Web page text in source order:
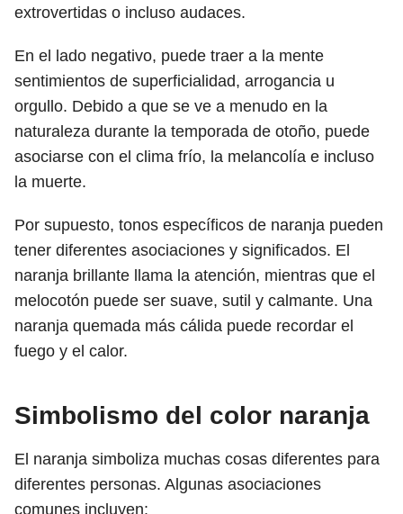
extrovertidas o incluso audaces.
En el lado negativo, puede traer a la mente
sentimientos de superficialidad, arrogancia u
orgullo. Debido a que se ve a menudo en la
naturaleza durante la temporada de otoño, puede
asociarse con el clima frío, la melancolía e incluso
la muerte.
Por supuesto, tonos específicos de naranja pueden
tener diferentes asociaciones y significados. El
naranja brillante llama la atención, mientras que el
melocotón puede ser suave, sutil y calmante. Una
naranja quemada más cálida puede recordar el
fuego y el calor.
Simbolismo del color naranja
El naranja simboliza muchas cosas diferentes para
diferentes personas. Algunas asociaciones
comunes incluyen: